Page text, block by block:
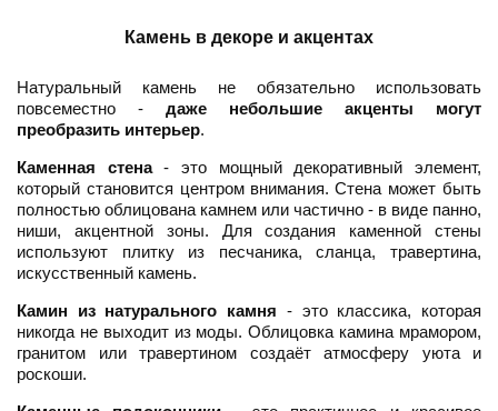
Камень в декоре и акцентах
Натуральный камень не обязательно использовать
повсеместно - даже небольшие акценты могут
преобразить интерьер.
Каменная стена- это мощный декоративный элемент,
который становится центром внимания. Стена может быть
полностью облицована камнем или частично - в виде панно,
ниши, акцентной зоны. Для создания каменной стены
используют плитку из песчаника, сланца, травертина,
искусственный камень.
Камин из натурального камня - это классика, которая
никогда не выходит из моды. Облицовка камина мрамором,
гранитом или травертином создаёт атмосферу уюта и
роскоши.